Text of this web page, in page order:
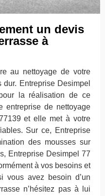
un devis
à
au nettoyage de votre
Entreprise Desimpel
la réalisation de ce
entreprise de nettoyage
et elle met à votre
Sur ce, Entreprise
des mousses sur
Entreprise Desimpel 77
à vos besoins et
vous avez besoin d’un
n’hésitez pas à lui